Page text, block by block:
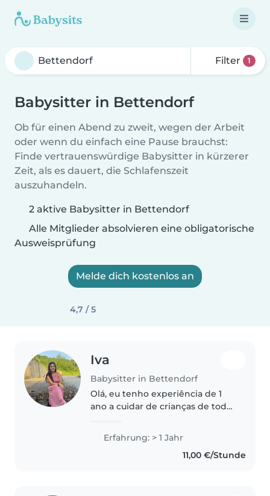
Filter 1
Babysitter in Bettendorf
Ob für einen Abend zu zweit, wegen der Arbeit
oder wenn du einfach eine Pause brauchst:
Finde vertrauenswürdige Babysitter in kürzerer
Zeit, als es dauert, die Schlafenszeit
auszuhandeln.
2 aktive Babysitter in Bettendorf
Alle Mitglieder absolvieren eine obligatorische
Ausweisprüfung
Melde dich kostenlos an
4,7 / 5
Iva
Babysitter in Bettendorf
Olá, eu tenho experiência de 1
ano a cuidar de crianças de todas
do primeiro ciclo. Sou uma
pessoa responsável, paciente e
amigável, que fala várias..
Erfahrung: > 1 Jahr
11,00 €/Stunde